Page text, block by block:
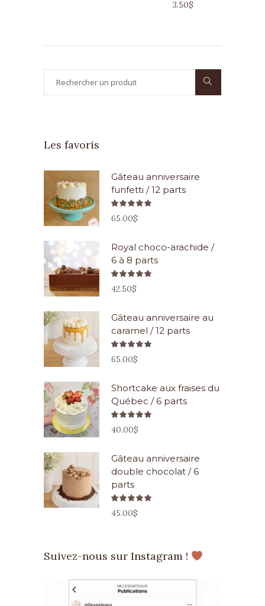
3.50$
Les favoris
Gâteau anniversaire
funfetti / 12 parts
5.00
65.00$
Royal choco-arachide /
6 à 8 parts
5.00
42.50$
Gâteau anniversaire au
caramel / 12 parts
5.00
65.00$
Shortcake aux fraises du
Québec / 6 parts
5.00
40.00$
Gâteau anniversaire
double chocolat / 6
parts
5.00
45.00$
Suivez-nous sur Instagram !